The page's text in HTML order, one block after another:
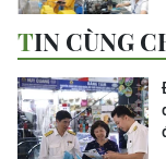
TIN CÙNG